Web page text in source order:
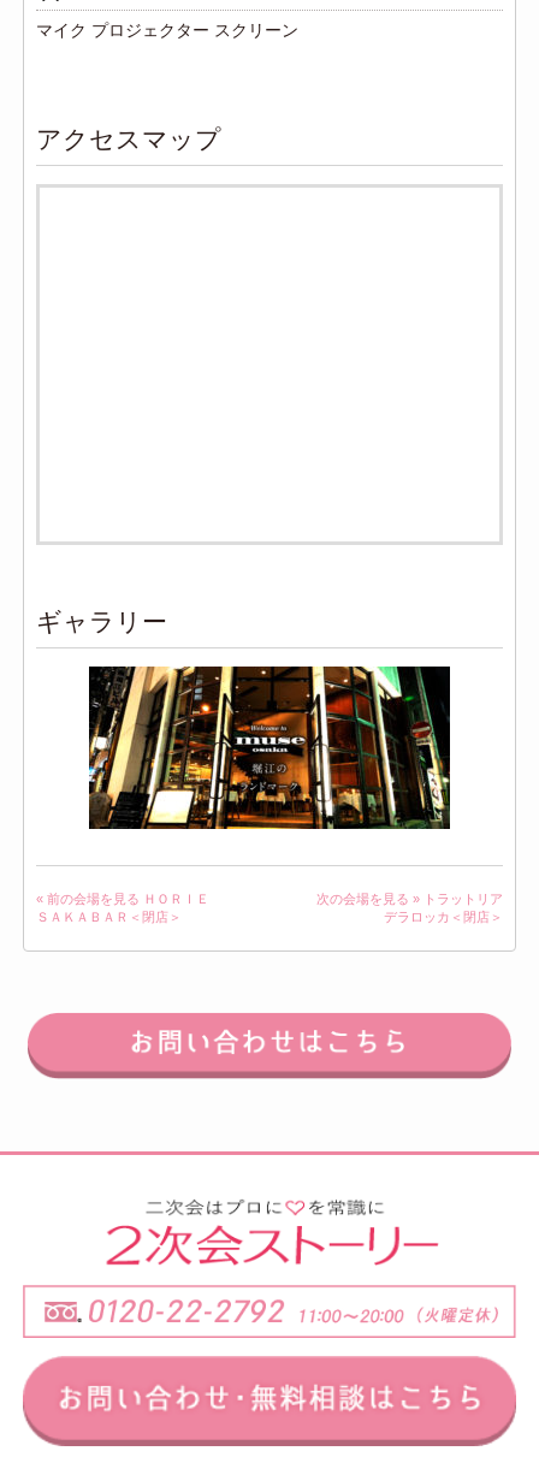
マイク プロジェクター スクリーン
アクセスマップ
ギャラリー
« 前の会場を見る ＨＯＲＩＥ
ＳＡＫＡＢＡＲ＜閉店＞
次の会場を見る »
トラットリア
デラロッカ＜閉店＞